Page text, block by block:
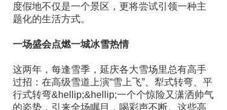
度假地不仅是一个景区，更将尝试引领一种主
题化的生活方式。
一场盛会点燃一城冰雪热情
这两年，每逢雪季，延庆各大雪场里总有高手
过招：在高级雪道上演“雪上飞”、犁式转弯、平
行式转弯&hellip;&hellip;一个个惊险又潇洒帅气
的姿势，引来全场瞩目，喝彩声不断。这些高